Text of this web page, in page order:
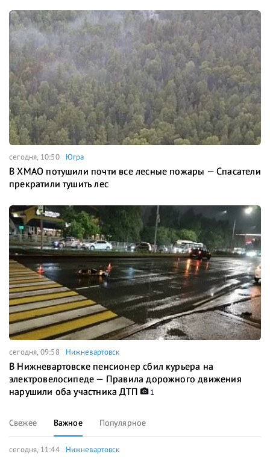
сегодня, 10:50 Югра
В ХМАО потушили почти все лесные пожары — Спасатели
прекратили тушить лес
сегодня, 09:58 Нижневартовск
В Нижневартовске пенсионер сбил курьера на
электровелосипеде — Правила дорожного движения
нарушили оба участника ДТП
1
Свежее Важное Популярное
сегодня, 11:44 Нижневартовск